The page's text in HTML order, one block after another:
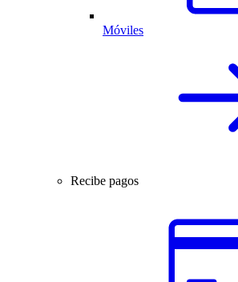
Móviles
Recibe pagos